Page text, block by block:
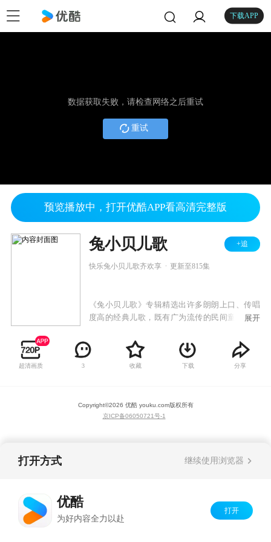
下载APP
数据获取失败，请检查网络之后重试
重试
预览播放中，打开优酷APP看高清完整版
兔小贝儿歌 +追
快乐兔小贝儿歌齐欢享 更新至815集
《兔小贝儿歌》专辑精选出许多朗朗上口、传唱
度高的经典儿歌，既有广为流传的民间童谣，也
可爱的卡通形象，通过小歌手们童稚的嗓音为大
家带来全新的儿歌世界。《兔小贝儿歌》专辑符
合当代审美、时代潮流的高品质儿歌动画，韵律
欢乐的音乐氛围，还能从歌曲中学习语言，培养
美感，启发益智，增长见识。
展开
超清画质 3 收藏 下载 分享
Copyright©2026 优酷 youku.com版权所有
京ICP备06050721号-1
打开方式 继续使用浏览器
优酷
为好内容全力以赴
打开